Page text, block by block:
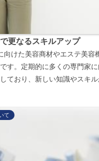
更なるスキルアップ
向けた美容商材やエステ美容
す。定期的に多くの専門家
ており、新しい知識やスキ
て